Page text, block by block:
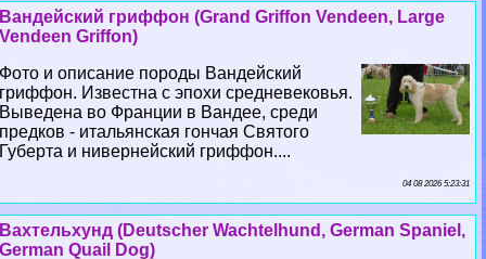
Вандейский гриффон (Grand Griffon Vendeen, Large
Vendeen Griffon)
Фото и описание породы Вандейский
гриффон. Известна с эпохи средневековья.
Выведена во Франции в Вандее, среди
предков - итальянская гончая Святого
Губерта и нивернейский гриффон....
04 08 2026 5:23:31
Вахтельхунд (Deutscher Wachtelhund, German Spaniel,
German Quail Dog)